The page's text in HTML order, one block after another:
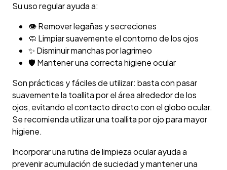
Su uso regular ayuda a:
👁️ Remover legañas y secreciones
🧼 Limpiar suavemente el contorno de los ojos
✨ Disminuir manchas por lagrimeo
🛡️ Mantener una correcta higiene ocular
Son prácticas y fáciles de utilizar: basta con pasar
suavemente la toallita por el área alrededor de los
ojos, evitando el contacto directo con el globo ocular.
Se recomienda utilizar una toallita por ojo para mayor
higiene.
Incorporar una rutina de limpieza ocular ayuda a
prevenir acumulación de suciedad y mantener una